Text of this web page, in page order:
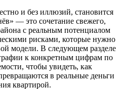
и без иллюзий, становится
— это сочетание свежего,
с реальным потенциалом
рисками, которые нужно
модели. В следующем разделе
к конкретным цифрам по
чтобы увидеть, как
в реальные деньги
квартирой.